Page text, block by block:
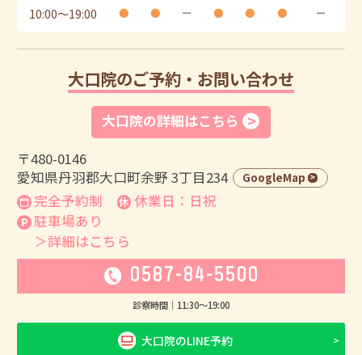
10:00〜19:00 ● ● ー ● ● ● ー
大口院のご予約・お問い合わせ
大口院の詳細はこちら
〒480-0146
愛知県丹羽郡大口町余野 3丁目234
GoogleMap
完全予約制
休業日：日祝
駐車場あり
＞詳細はこちら
0587-84-5500
診察時間｜ 11:30〜19:00
大口院のLINE予約